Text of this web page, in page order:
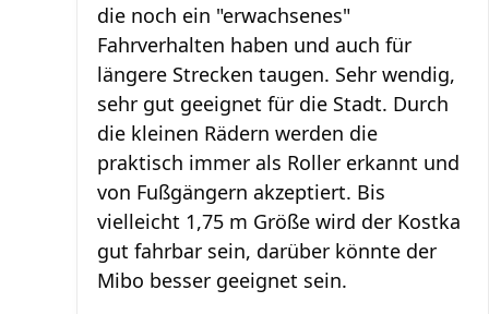
die noch ein "erwachsenes"
Fahrverhalten haben und auch für
längere Strecken taugen. Sehr wendig,
sehr gut geeignet für die Stadt. Durch
die kleinen Rädern werden die
praktisch immer als Roller erkannt und
von Fußgängern akzeptiert. Bis
vielleicht 1,75 m Größe wird der Kostka
gut fahrbar sein, darüber könnte der
Mibo besser geeignet sein.